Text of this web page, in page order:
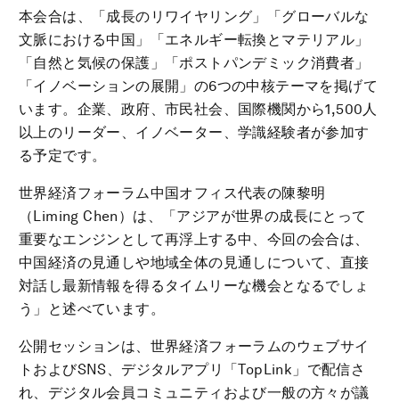
本会合は、「成長のリワイヤリング」「グローバルな
文脈における中国」「エネルギー転換とマテリアル」
「自然と気候の保護」「ポストパンデミック消費者」
「イノベーションの展開」の6つの中核テーマを掲げて
います。企業、政府、市民社会、国際機関から1,500人
以上のリーダー、イノベーター、学識経験者が参加す
る予定です。
世界経済フォーラム中国オフィス代表の陳黎明
（Liming Chen）は、「アジアが世界の成長にとって
重要なエンジンとして再浮上する中、今回の会合は、
中国経済の見通しや地域全体の見通しについて、直接
対話し最新情報を得るタイムリーな機会となるでしょ
う」と述べています。
公開セッションは、世界経済フォーラムのウェブサイ
トおよびSNS、デジタルアプリ「TopLink」で配信さ
れ、デジタル会員コミュニティおよび一般の方々が議